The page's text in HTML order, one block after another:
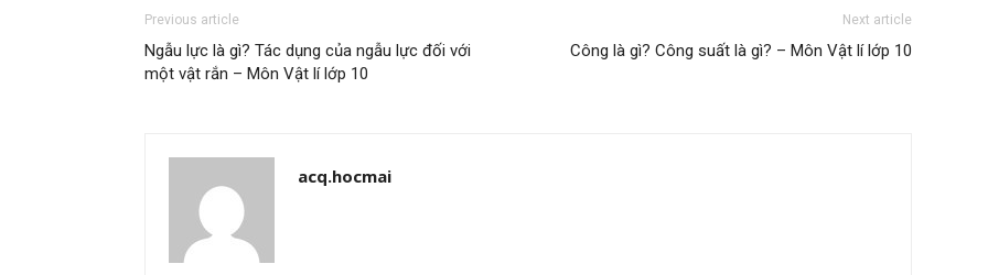
Previous article
Ngẫu lực là gì? Tác dụng của ngẫu lực đối với
một vật rắn – Môn Vật lí lớp 10
Next article
Công là gì? Công suất là gì? – Môn Vật lí lớp 10
acq.hocmai